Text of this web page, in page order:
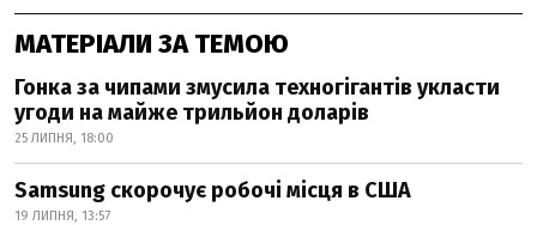
МАТЕРІАЛИ ЗА ТЕМОЮ
Гонка за чипами змусила техногігантів укласти
угоди на майже трильйон доларів
25 ЛИПНЯ, 18:00
Samsung скорочує робочі місця в США
19 ЛИПНЯ, 13:57